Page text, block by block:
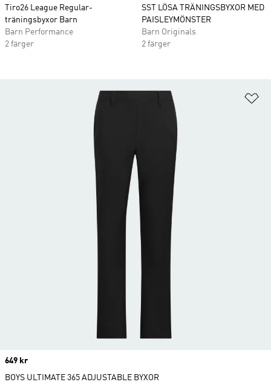
Tiro26 League Regular-
träningsbyxor Barn
Barn Performance
2 färger
SST LÖSA TRÄNINGSBYXOR MED
PAISLEYMÖNSTER
Barn Originals
2 färger
Price
649 kr
BOYS ULTIMATE 365 ADJUSTABLE BYXOR